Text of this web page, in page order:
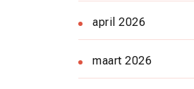
april 2026
maart 2026